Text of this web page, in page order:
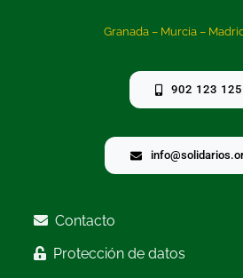
Granada – Murcia –
902 123 125
Contacto
Protección de datos